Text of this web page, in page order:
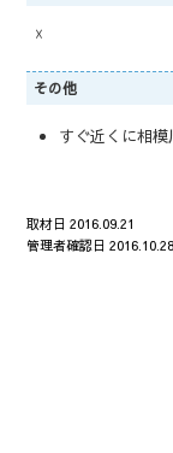
☓
その他
すぐ近くに相模
取材日 2016.09.21
管理者確認日